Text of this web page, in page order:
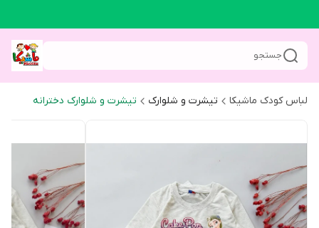
جستجو
لباس کودک ماشیکا تیشرت و شلوارک تیشرت و شلوارک دخترانه